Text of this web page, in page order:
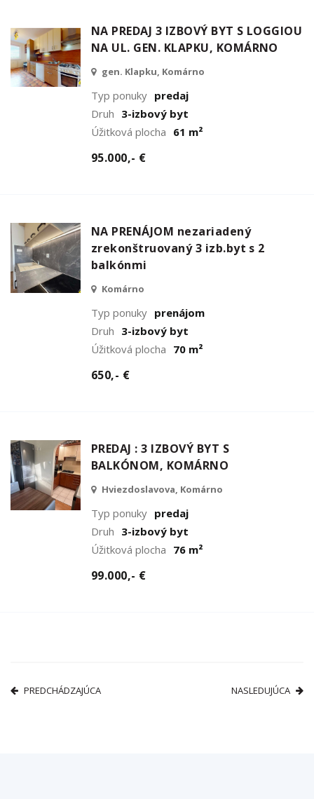
NA PREDAJ 3 IZBOVÝ BYT S LOGGIOU
NA UL. GEN. KLAPKU, KOMÁRNO
gen. Klapku, Komárno
Typ ponuky predaj
Druh 3-izbový byt
Úžitková plocha 61 m²
95.000,- €
NA PRENÁJOM nezariadený
zrekonštruovaný 3 izb.byt s 2
balkónmi
Komárno
Typ ponuky prenájom
Druh 3-izbový byt
Úžitková plocha 70 m²
650,- €
PREDAJ : 3 IZBOVÝ BYT S
BALKÓNOM, KOMÁRNO
Hviezdoslavova, Komárno
Typ ponuky predaj
Druh 3-izbový byt
Úžitková plocha 76 m²
99.000,- €
PREDCHÁDZAJÚCA NASLEDUJÚCA